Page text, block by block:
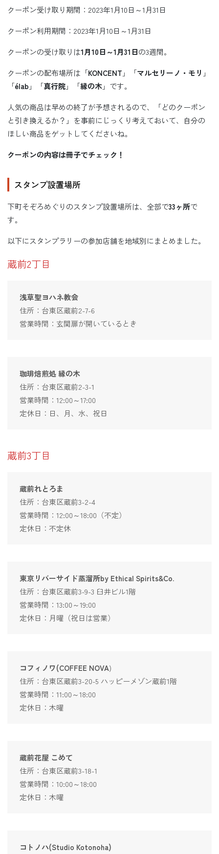
クーポン受け取り期間：2023年1月10日～1月31日
クーポン利用期間：2023年1月10日～1月31日
クーポンの受け取りは1月10日～1月31日の3週間。
クーポンの配布場所は「KONCENT 」「マルセリーノ・モリ 」
「élab 」「真行院」「縁の木」です。
人気の商品は早めの終了が予想されるので、「どのクーポン
と引き換えるか？」を事前にじっくり考えておいて、自分の
ほしい商品をゲットしてくださいね。
クーポンの内容は冊子でチェック！
スタンプ設置場所
下町そぞろめぐりのスタンプ設置場所は、全部で33ヶ所で
す。
以下にスタンプラリーの参加店舗を地域別にまとめました。
蔵前2丁目
浅草聖ヨハネ教会
住所：台東区蔵前2-7-6
営業時間：玄関扉が開いているとき
珈琲焙煎処縁の木
住所：台東区蔵前2-3-1
営業時間：12:00～17:00
定休日：日、月、水、祝日
蔵前3丁目
蔵前れとろま
住所：台東区蔵前3-2-4
営業時間：12:00～18:00（不定）
定休日：不定休
東京リバーサイド蒸溜所by Ethical Spirits&Co.
住所：台東区蔵前3-9-3 臼井ビル1階
営業時間：13:00～19:00
定休日：月曜（祝日は営業）
コフィノワ(COFFEE NOVA)
住所：台東区蔵前3-20-5 ハッピーメゾン蔵前1階
営業時間：11:00～18:00
定休日：木曜
蔵前花屋 こめて
住所：台東区蔵前3-18-1
営業時間：10:00～18:00
定休日：木曜
コトノハ(Studio Kotonoha)